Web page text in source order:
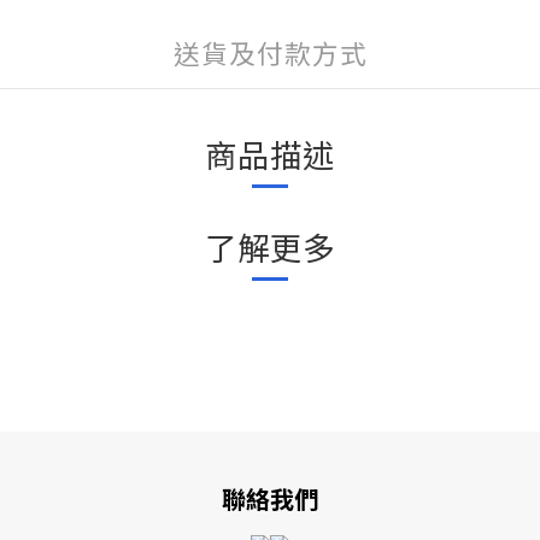
送貨及付款方式
商品描述
了解更多
聯絡我們